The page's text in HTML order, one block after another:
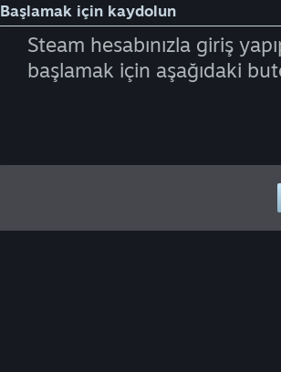
Başlamak için kaydolun
Steam hesabınızla giriş
başlamak için aşağıdaki